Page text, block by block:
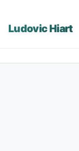
Ludovic Hiart